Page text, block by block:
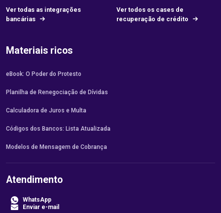
Ver todas as integrações
bancárias
Ver todos os cases de
recuperação de crédito
Materiais ricos
eBook: O Poder do Protesto
Planilha de Renegociação de Dívidas
Calculadora de Juros e Multa
Códigos dos Bancos: Lista Atualizada
Modelos de Mensagem de Cobrança
Atendimento
WhatsApp
Enviar e-mail